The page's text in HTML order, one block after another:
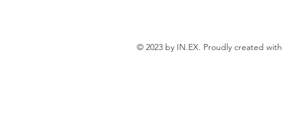
© 2023 by IN.EX. Proudly created with